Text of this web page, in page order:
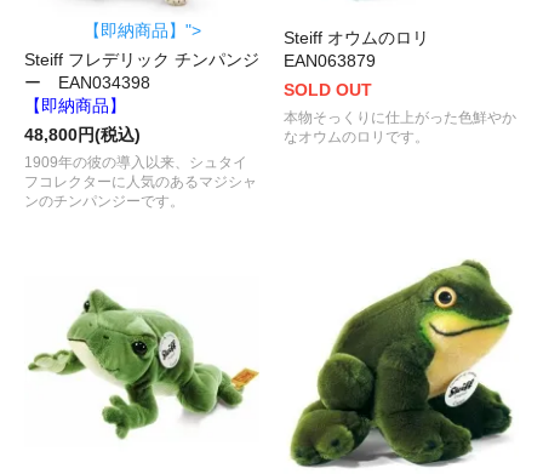
【即納商品】">
Steiff フレデリック チンパンジ
ー EAN034398
【即納商品】
48,800円(税込)
1909年の彼の導入以来、シュタイ
フコレクターに人気のあるマジシャ
ンのチンパンジーです。
Steiff オウムのロリ
EAN063879
SOLD OUT
本物そっくりに仕上がった色鮮やか
なオウムのロリです。